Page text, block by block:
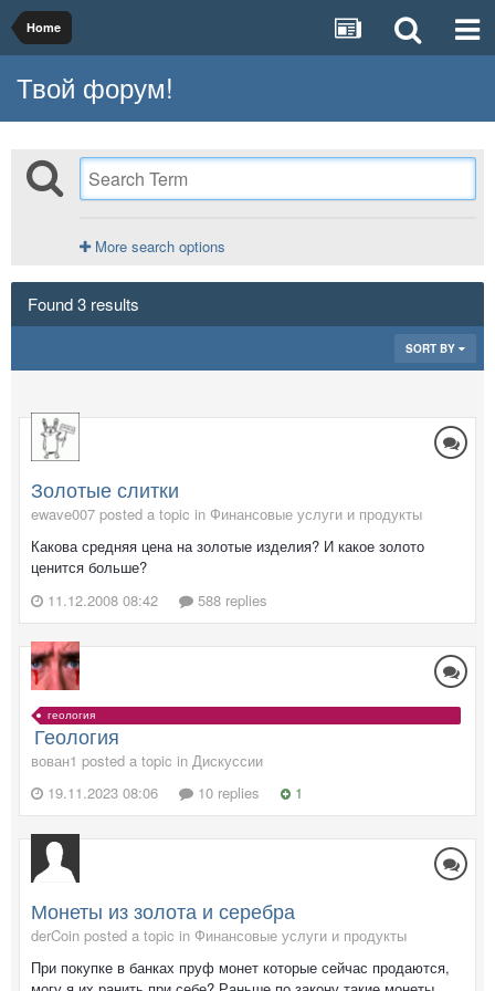
Home
Твой форум!
More search options
Found 3 results
SORT BY
Золотые слитки
ewave007 posted a topic in Финансовые услуги и продукты
Какова средняя цена на золотые изделия? И какое золото
ценится больше?
11.12.2008 08:42
588 replies
геология
Геология
вован1 posted a topic in Дискуссии
19.11.2023 08:06
10 replies 1
Монеты из золота и серебра
derCoin posted a topic in Финансовые услуги и продукты
При покупке в банках пруф монет которые сейчас продаются,